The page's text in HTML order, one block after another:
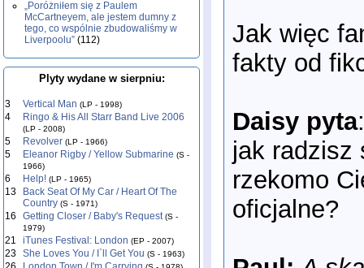
„Poróżniłem się z Paulem
McCartneyem, ale jestem dumny z
tego, co wspólnie zbudowaliśmy w
Liverpoolu” (112)
Plyty wydane w sierpniu:
3 Vertical Man (LP - 1998)
4 Ringo & His All Starr Band Live 2006
(LP - 2008)
5 Revolver (LP - 1966)
5 Eleanor Rigby / Yellow Submarine (S -
1966)
6 Help! (LP - 1965)
13
Back Seat Of My Car / Heart Of The
Country (S - 1971)
16 Getting Closer / Baby's Request (S -
1979)
21 iTunes Festival: London (EP - 2007)
23 She Loves You / I`ll Get You (S - 1963)
Jak więc
fakty od
Daisy pyta
jak radzisz
rzekomo
oficjalne?